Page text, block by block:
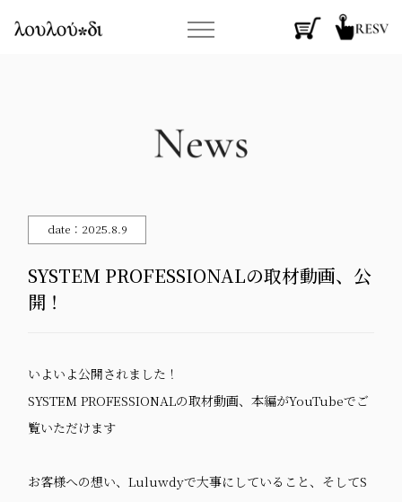
date：2025.8.9
SYSTEM PROFESSIONALの取材動画、公
開！
いよいよ公開されました！
SYSTEM PROFESSIONALの取材動画、本編がYouTubeでご
覧いただけます
お客様への想い、Luluwdyで大事にしていること、そしてS